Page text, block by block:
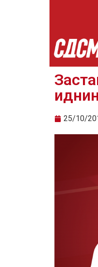
25/10/